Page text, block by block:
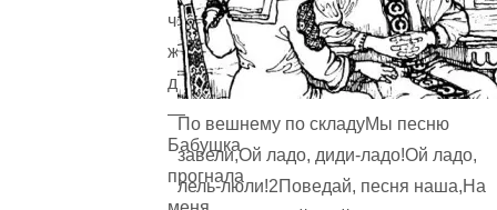
чём
же
дело?
—
Бабушка
прогнала
По вешнему по складуМы песню
завели,Ой ладо, диди-ладо!Ой ладо,
лель-люли!2Поведай, песня наша,На